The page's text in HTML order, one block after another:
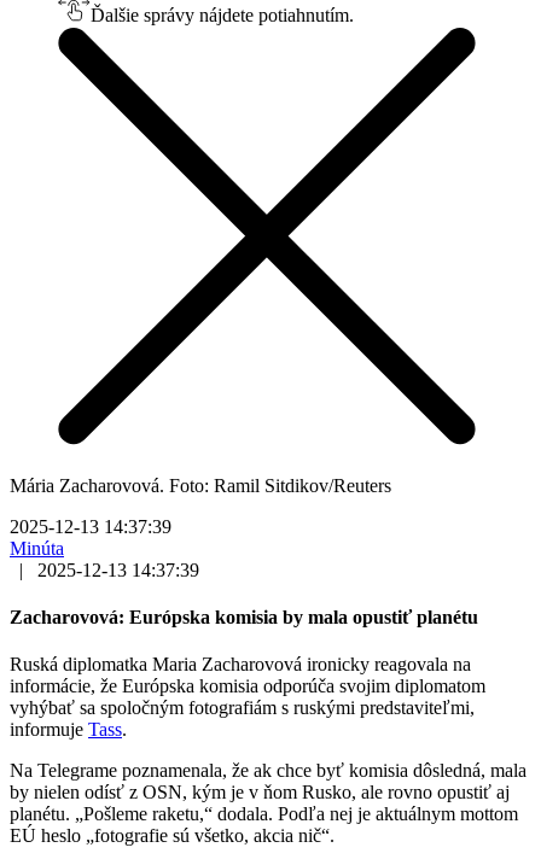
Ďalšie správy nájdete potiahnutím.
Mária Zacharovová. Foto: Ramil Sitdikov/Reuters
2025-12-13 14:37:39
Minúta
|
2025-12-13 14:37:39
Zacharovová: Európska komisia by mala opustiť planétu
Ruská diplomatka Maria Zacharovová ironicky reagovala na
informácie, že Európska komisia odporúča svojim diplomatom
vyhýbať sa spoločným fotografiám s ruskými predstaviteľmi,
informuje Tass.
Na Telegrame poznamenala, že ak chce byť komisia dôsledná, mala
by nielen odísť z OSN, kým je v ňom Rusko, ale rovno opustiť aj
planétu. „Pošleme raketu,“ dodala. Podľa nej je aktuálnym mottom
EÚ heslo „fotografie sú všetko, akcia nič“.